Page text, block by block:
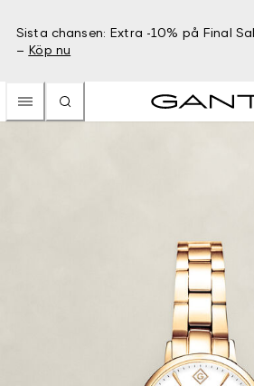
Sista chansen: Extra -10% på Final
– Köp nu